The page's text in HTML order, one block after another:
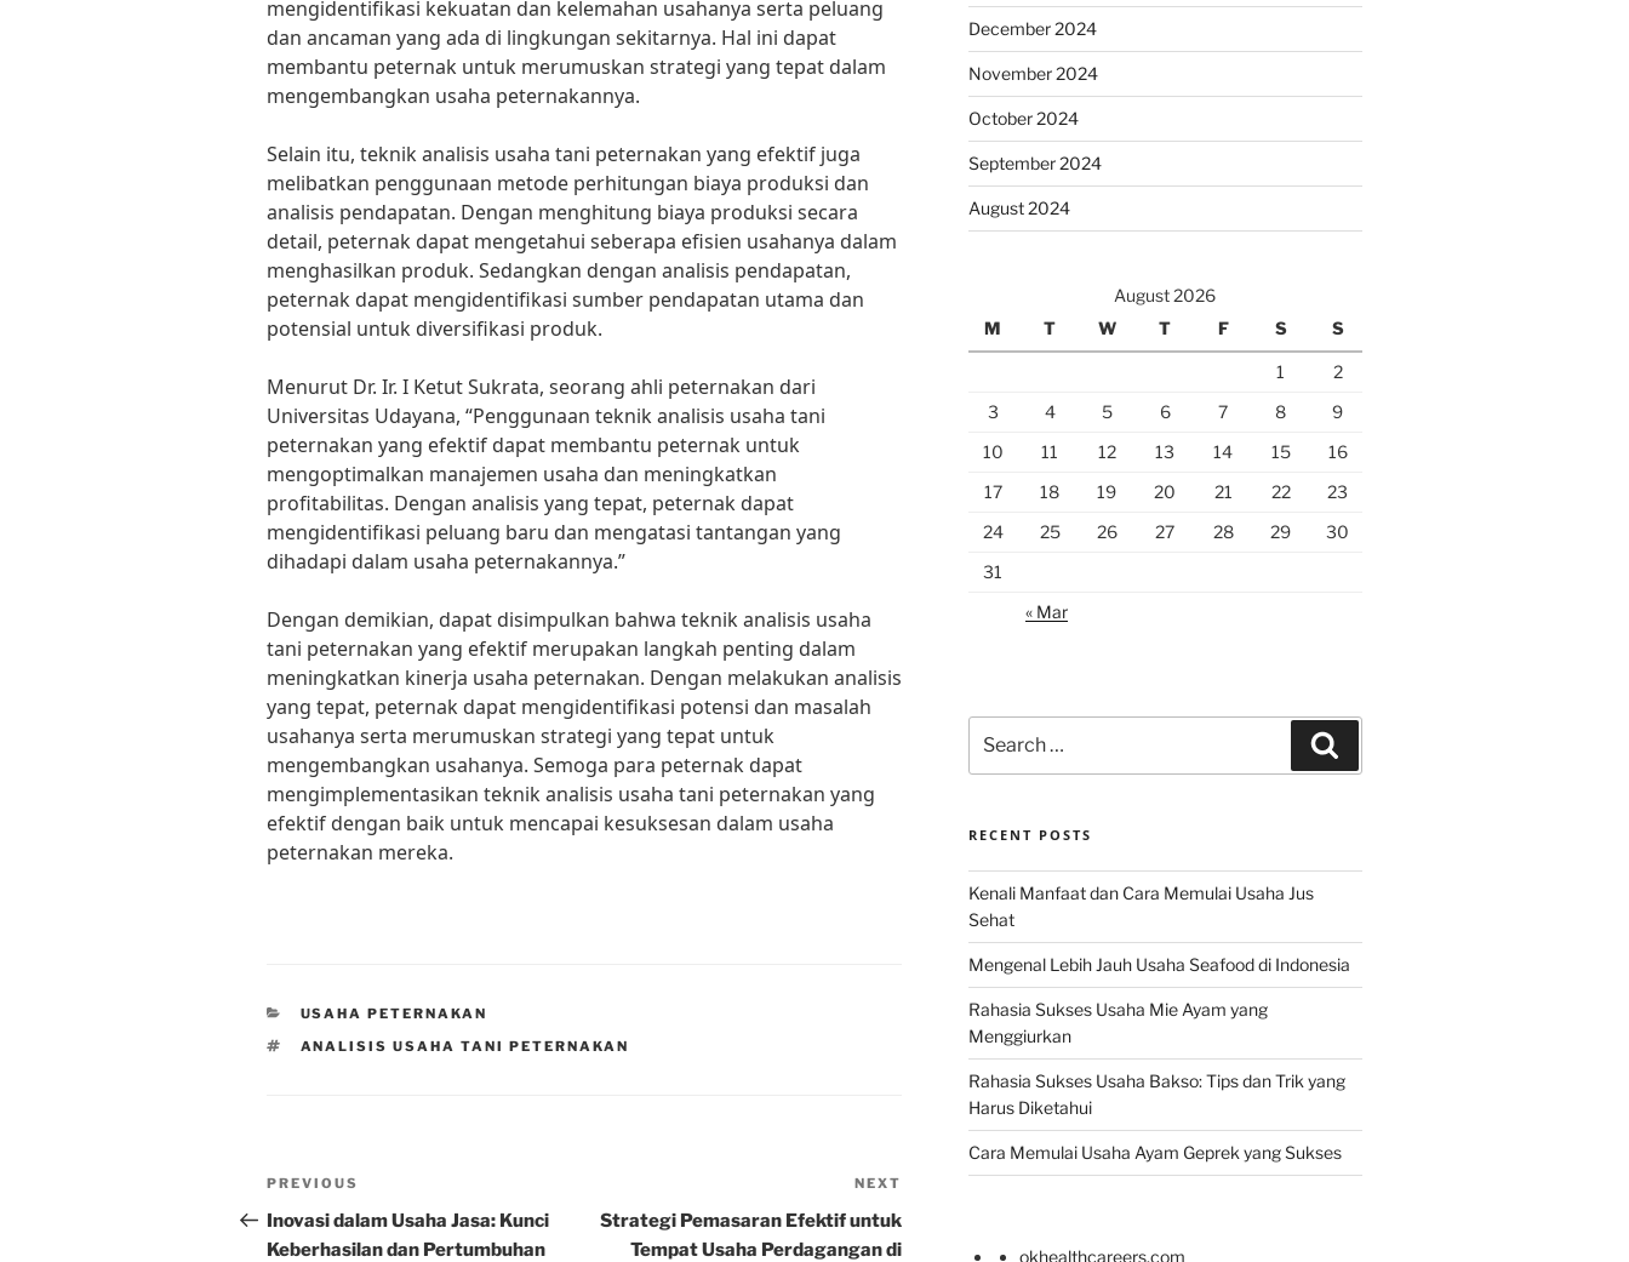
mengidentifikasi kekuatan dan kelemahan usahanya serta peluang
dan ancaman yang ada di lingkungan sekitarnya. Hal ini dapat
membantu peternak untuk merumuskan strategi yang tepat dalam
mengembangkan usaha peternakannya.
Selain itu, teknik analisis usaha tani peternakan yang efektif juga
melibatkan penggunaan metode perhitungan biaya produksi dan
analisis pendapatan. Dengan menghitung biaya produksi secara
detail, peternak dapat mengetahui seberapa efisien usahanya dalam
menghasilkan produk. Sedangkan dengan analisis pendapatan,
peternak dapat mengidentifikasi sumber pendapatan utama dan
potensial untuk diversifikasi produk.
Menurut Dr. Ir. I Ketut Sukrata, seorang ahli peternakan dari
Universitas Udayana, “Penggunaan teknik analisis usaha tani
peternakan yang efektif dapat membantu peternak untuk
mengoptimalkan manajemen usaha dan meningkatkan
profitabilitas. Dengan analisis yang tepat, peternak dapat
mengidentifikasi peluang baru dan mengatasi tantangan yang
dihadapi dalam usaha peternakannya.”
Dengan demikian, dapat disimpulkan bahwa teknik analisis usaha
tani peternakan yang efektif merupakan langkah penting dalam
meningkatkan kinerja usaha peternakan. Dengan melakukan analisis
yang tepat, peternak dapat mengidentifikasi potensi dan masalah
usahanya serta merumuskan strategi yang tepat untuk
mengembangkan usahanya. Semoga para peternak dapat
mengimplementasikan teknik analisis usaha tani peternakan yang
efektif dengan baik untuk mencapai kesuksesan dalam usaha
peternakan mereka.
CATEGORIES
USAHA PETERNAKAN
TAGS
ANALISIS USAHA TANI PETERNAKAN
Post
navigation
Previous
Post
PREVIOUS
Inovasi dalam Usaha Jasa: Kunci
Keberhasilan dan Pertumbuhan
Post
NEXT
Strategi Pemasaran Efektif untuk
Tempat Usaha Perdagangan di
December 2024
November 2024
October 2024
September 2024
August 2024
August 2026
M
T W T F S S
1
2
3
4 5 6 7 8
9
10
11 12 13 14 15
16
17
18 19 20 21 22
23
24
25 26 27 28 29
30
31
« Mar
for:
RECENT POSTS
Kenali Manfaat dan Cara Memulai Usaha Jus
Sehat
Mengenal Lebih Jauh Usaha Seafood di Indonesia
Rahasia Sukses Usaha Mie Ayam yang
Menggiurkan
Rahasia Sukses Usaha Bakso: Tips dan Trik yang
Harus Diketahui
Cara Memulai Usaha Ayam Geprek yang Sukses
okhealthcareers.com